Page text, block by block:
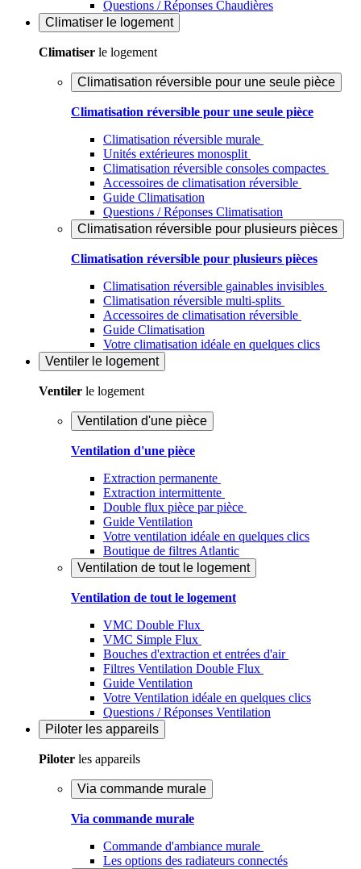
Questions / Réponses Chaudières
Climatiser le logement
Climatiser le logement
Climatisation réversible pour une seule pièce
Climatisation réversible pour une seule pièce
Climatisation réversible murale
Unités extérieures monosplit
Climatisation réversible consoles compactes
Accessoires de climatisation réversible
Guide Climatisation
Questions / Réponses Climatisation
Climatisation réversible pour plusieurs pièces
Climatisation réversible pour plusieurs pièces
Climatisation réversible gainables invisibles
Climatisation réversible multi-splits
Accessoires de climatisation réversible
Guide Climatisation
Votre climatisation idéale en quelques clics
Ventiler le logement
Ventiler le logement
Ventilation d'une pièce
Ventilation d'une pièce
Extraction permanente
Extraction intermittente
Double flux pièce par pièce
Guide Ventilation
Votre ventilation idéale en quelques clics
Boutique de filtres Atlantic
Ventilation de tout le logement
Ventilation de tout le logement
VMC Double Flux
VMC Simple Flux
Bouches d'extraction et entrées d'air
Filtres Ventilation Double Flux
Guide Ventilation
Votre Ventilation idéale en quelques clics
Questions / Réponses Ventilation
Piloter les appareils
Piloter les appareils
Via commande murale
Via commande murale
Commande d'ambiance murale
Les options des radiateurs connectés